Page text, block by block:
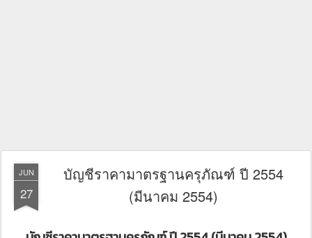
JUN
27
บัญชีราคามาตรฐานครุภัณฑ์ ปี 2554
(มีนาคม 2554)